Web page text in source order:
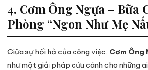
4. Cơm Ông Ngựa – Bữa
Phòng “Ngon Như Mẹ
Giữa sự hối hả của công việc, Cơm Ông
như một giải pháp cứu cánh cho những